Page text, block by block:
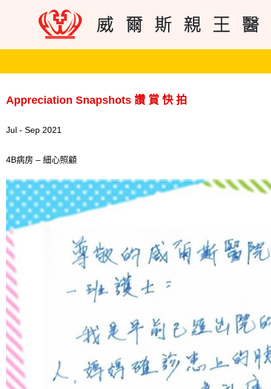
Appreciation Snapshots 讚 賞 快 拍
Jul - Sep 2021
4B病房 – 細心照顧